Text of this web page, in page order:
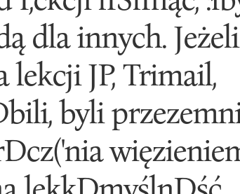
dla innych.
lekcji JP, Trimail,
byli